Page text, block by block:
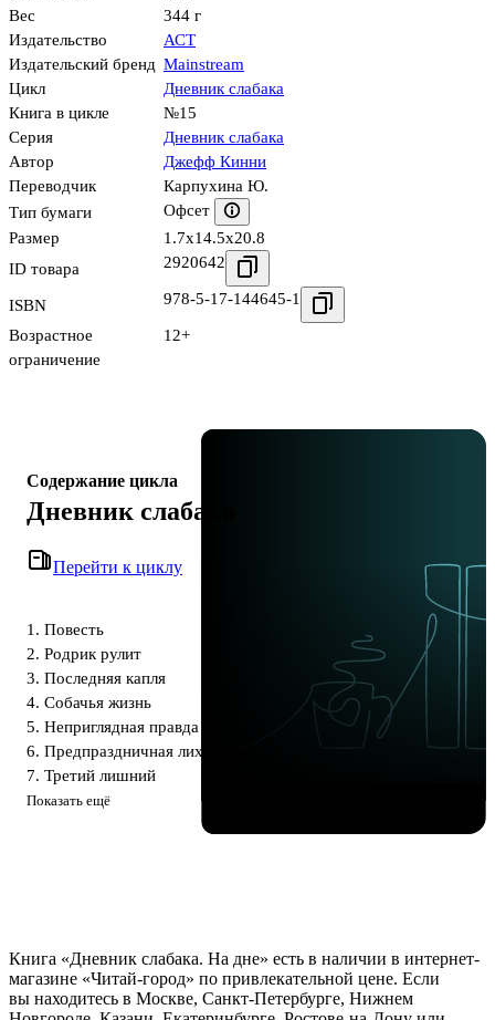
Вес
344 г
Издательство
АСТ
Издательский бренд Mainstream
Цикл
Дневник слабака
Книга в цикле
№15
Серия
Дневник слабака
Автор
Джефф Кинни
Переводчик
Карпухина Ю.
Тип бумаги
Офсет
Размер
1.7x14.5x20.8
ID товара
2920642
ISBN 978-5-17-144645-1
Возрастное
ограничение
12+
Содержание цикла
Дневник слабака
Перейти к циклу
1. Повесть
2. Родрик рулит
3. Последняя капля
4. Собачья жизнь
5. Неприглядная правда
6. Предпраздничная лихорадка
7. Третий лишний
Показать ещё
Книга «Дневник слабака. На дне» есть в наличии в интернет-
магазине «Читай-город» по привлекательной цене. Если
вы находитесь в Москве, Санкт-Петербурге, Нижнем